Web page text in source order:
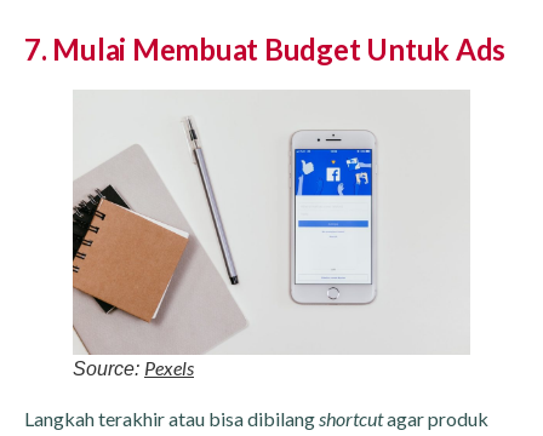
7. Mulai Membuat Budget Untuk Ads
Source: Pexels
Langkah terakhir atau bisa dibilangshortcutagar produk